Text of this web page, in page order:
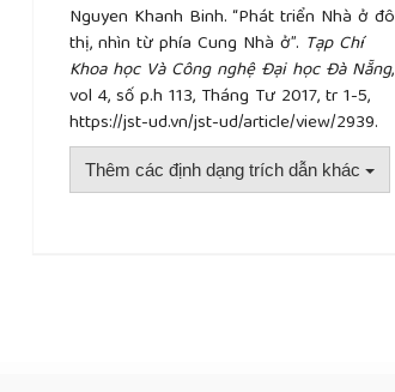
Nguyen Khanh Binh. “Phát triển Nhà ở đô
thị, nhìn từ phía Cung Nhà ở”. Tạp Chí
Khoa học Và Công nghệ Đại học Đà Nẵng,
vol 4, số p.h 113, Tháng Tư 2017, tr 1-5,
https://jst-ud.vn/jst-ud/article/view/2939.
Thêm các định dạng trích dẫn khác